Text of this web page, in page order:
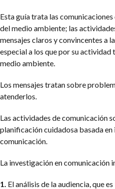
Esta guía trata las
del medio ambiente; las
mensajes claros y convincentes a
especial a los que por su actividad
medio ambiente.
Los mensajes tratan sobre
atenderlos.
Las actividades de comunicación
planificación cuidadosa basada
comunicación.
La investigación en comunicación
1. El análisis de la audiencia, que